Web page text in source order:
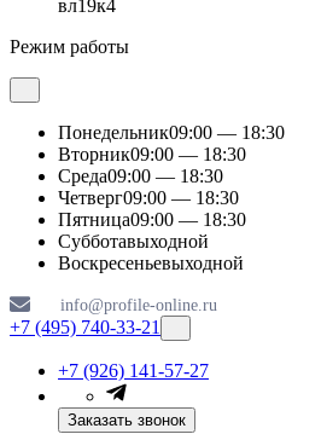
вл19к4
Режим работы
Понедельник09:00 — 18:30
Вторник09:00 — 18:30
Среда09:00 — 18:30
Четверг09:00 — 18:30
Пятница09:00 — 18:30
Субботавыходной
Воскресеньевыходной
info@profile-online.ru
+7 (495) 740-33-21
+7 (926) 141-57-27
Заказать звонок